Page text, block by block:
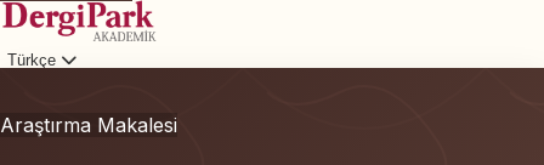
Türkçe
Araştırma Makalesi